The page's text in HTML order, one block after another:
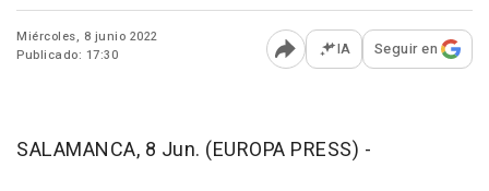
Miércoles, 8 junio 2022
Publicado: 17:30
Abrir opciones para
IA Seguir en
SALAMANCA, 8 Jun. (EUROPA PRESS) -